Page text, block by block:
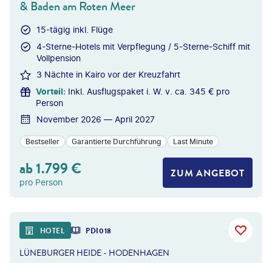
& Baden am Roten Meer
15-tägig inkl. Flüge
4-Sterne-Hotels mit Verpflegung / 5-Sterne-Schiff mit
Vollpension
3 Nächte in Kairo vor der Kreuzfahrt
Vorteil: Inkl. Ausflugspaket i. W. v. ca. 345 € pro
Person
November 2026 — April 2027
Bestseller Garantierte Durchführung Last Minute
ab1.799€
pro Person
ZUM ANGEBOT
HOTEL PDI018
LÜNEBURGER HEIDE - HODENHAGEN